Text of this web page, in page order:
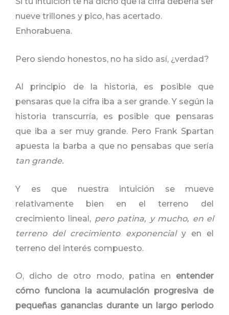
nueve trillones y pico, has acertado.
Enhorabuena.
Pero siendo honestos, no ha sido así, ¿verdad?
Al principio de la historia, es posible que
pensaras que la cifra iba a ser grande. Y según la
historia transcurría, es posible que pensaras
que iba a ser muy grande. Pero Frank Spartan
apuesta la barba a que no pensabas que sería
tan grande.
Y es que nuestra intuición se mueve
relativamente bien en el terreno del
crecimiento lineal, pero patina, y mucho, en el
terreno del crecimiento exponencialy en el
terreno del interés compuesto.
O, dicho de otro modo, patina en entender
cómo funciona la acumulación progresiva de
pequeñas ganancias durante un largo periodo